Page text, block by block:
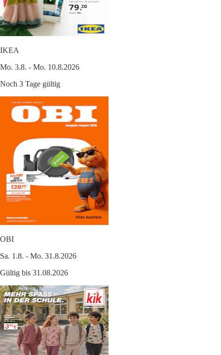
IKEA
Mo. 3.8. - Mo. 10.8.2026
Noch 3 Tage gültig
OBI
Sa. 1.8. - Mo. 31.8.2026
Gültig bis 31.08.2026